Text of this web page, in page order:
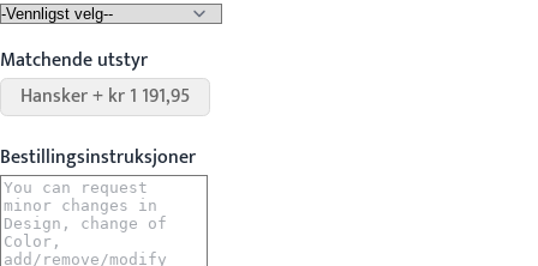
Matchende utstyr
Hansker + kr 1 191,95
Bestillingsinstruksjoner